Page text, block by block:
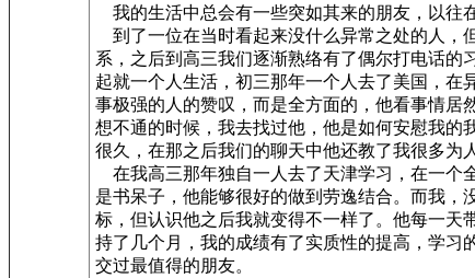
我的生活中总会有一些突如其来的朋友，以往
到了一位在当时看起来没什么异常之处的人，
系，之后到高三我们逐渐熟络有了偶尔打电话
起就一个人生活，初三那年一个人去了美国，
事极强的人的赞叹，而是全方面的，他看事情居
想不通的时候，我去找过他，他是如何安慰我的
很久，在那之后我们的聊天中他还教了我很多为
在我高三那年独自一人去了天津学习，在一个
是书呆子，他能够很好的做到劳逸结合。而我，
标，但认识他之后我就变得不一样了。他每一天
持了几个月，我的成绩有了实质性的提高，学习
交过最值得的朋友。